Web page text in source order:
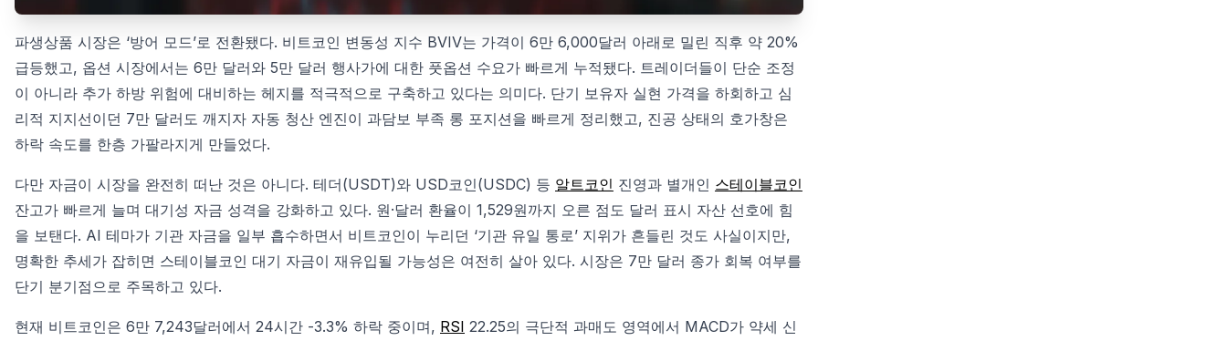
파생상품 시장은 ‘방어 모드’로 전환됐다. 비트코인 변동성 지수 BVIV는 가격이 6만 6,000달러 아래로 밀린 직후 약 20%
급등했고, 옵션 시장에서는 6만 달러와 5만 달러 행사가에 대한 풋옵션 수요가 빠르게 누적됐다. 트레이더들이 단순 조정
이 아니라 추가 하방 위험에 대비하는 헤지를 적극적으로 구축하고 있다는 의미다. 단기 보유자 실현 가격을 하회하고 심
리적 지지선이던 7만 달러도 깨지자 자동 청산 엔진이 과담보 부족 롱 포지션을 빠르게 정리했고, 진공 상태의 호가창은
하락 속도를 한층 가팔라지게 만들었다.
다만 자금이 시장을 완전히 떠난 것은 아니다. 테더(USDT)와 USD코인(USDC) 등 알트코인 진영과 별개인 스테이블코인
잔고가 빠르게 늘며 대기성 자금 성격을 강화하고 있다. 원·달러 환율이 1,529원까지 오른 점도 달러 표시 자산 선호에 힘
을 보탠다. AI 테마가 기관 자금을 일부 흡수하면서 비트코인이 누리던 ‘기관 유일 통로’ 지위가 흔들린 것도 사실이지만,
명확한 추세가 잡히면 스테이블코인 대기 자금이 재유입될 가능성은 여전히 살아 있다. 시장은 7만 달러 종가 회복 여부를
단기 분기점으로 주목하고 있다.
현재 비트코인은 6만 7,243달러에서 24시간 -3.3% 하락 중이며, RSI 22.25의 극단적 과매도 영역에서 MACD가 약세 신